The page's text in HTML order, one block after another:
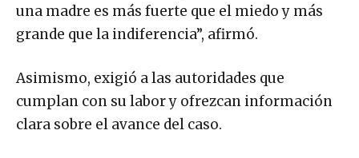
una madre es más fuerte que el miedo y más
grande que la indiferencia”, afirmó.
Asimismo, exigió a las autoridades que
cumplan con su labor y ofrezcan información
clara sobre el avance del caso.